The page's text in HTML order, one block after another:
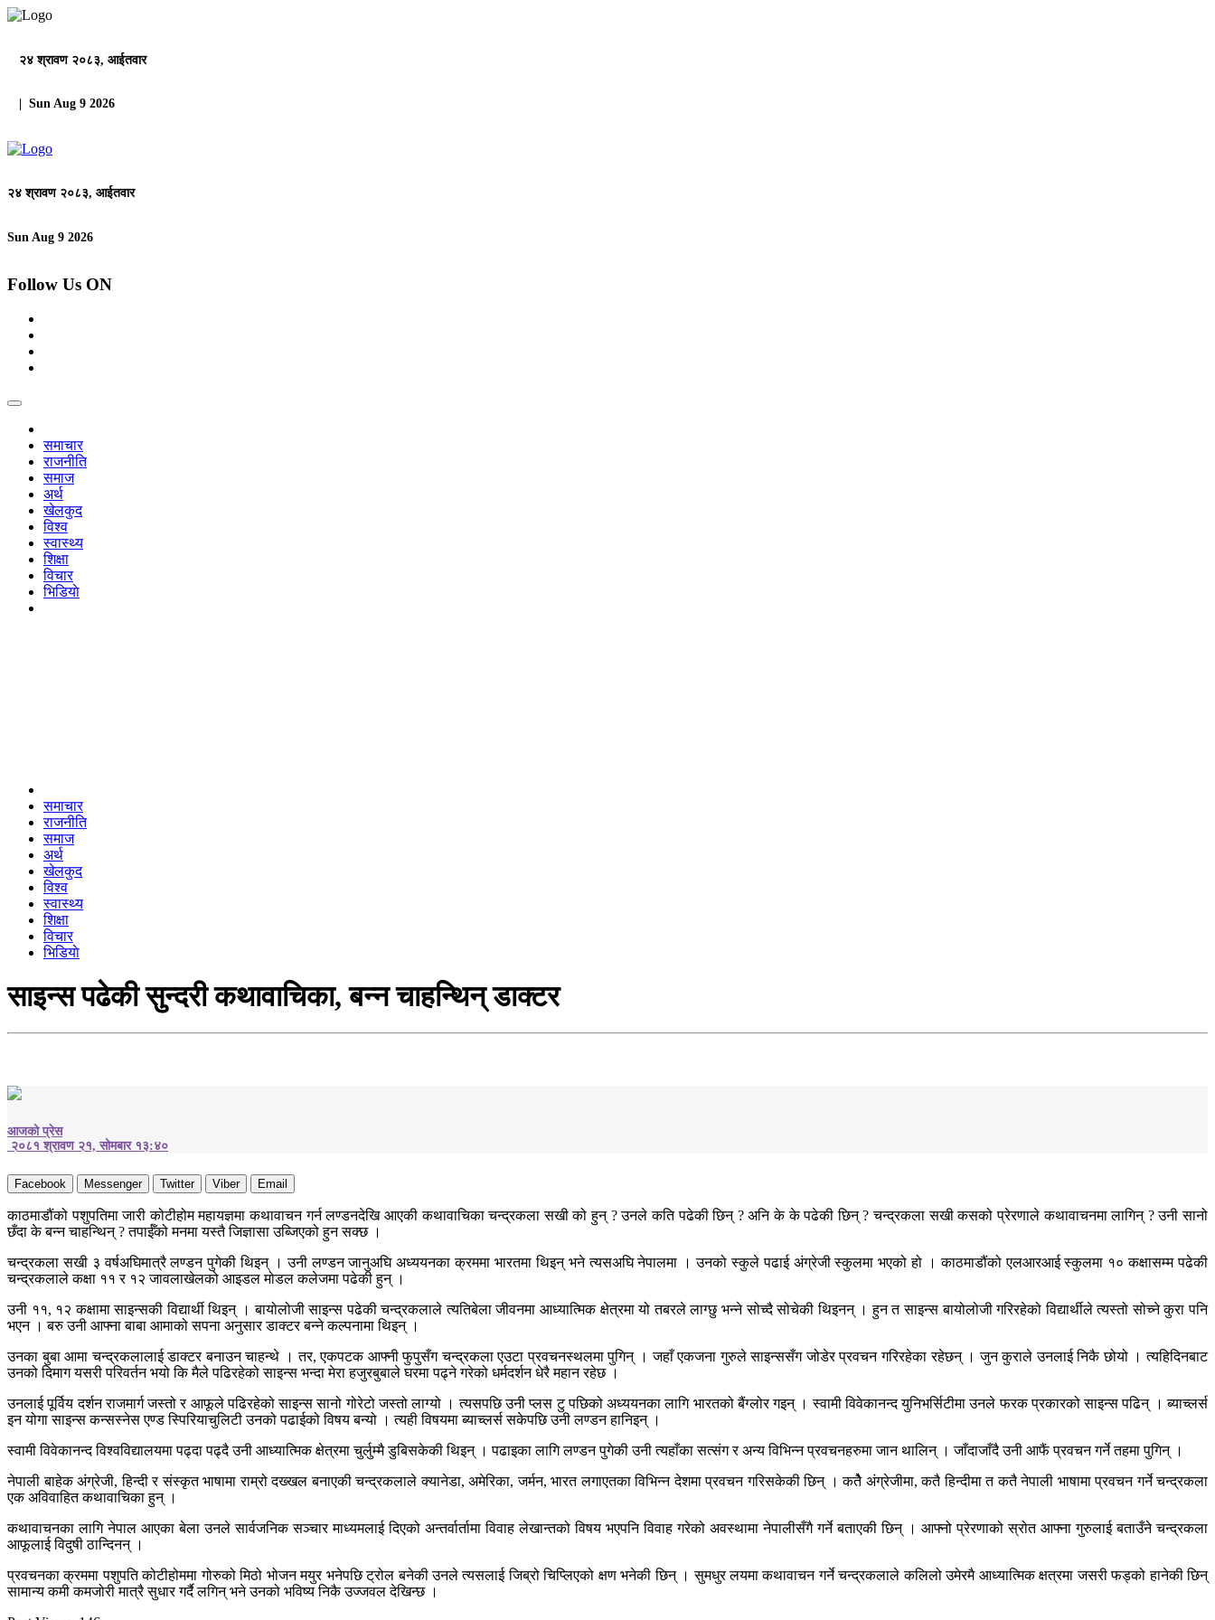
२४ श्रावण २०८३, आईतवार
| Sun Aug 9 2026
२४ श्रावण २०८३, आईतवार
Sun Aug 9 2026
Follow Us ON
समाचार
राजनीति
समाज
अर्थ
खेलकुद
विश्व
स्वास्थ्य
शिक्षा
विचार
भिडियाे
समाचार
राजनीति
समाज
अर्थ
खेलकुद
विश्व
स्वास्थ्य
शिक्षा
विचार
भिडियाे
साइन्स पढेकी सुन्दरी कथावाचिका, बन्न चाहन्थिन् डाक्टर
आजको प्रेस
२०८१ श्रावण २१, सोमबार १३:४०
Facebook Messenger Twitter Viber Email
काठमाडौंको पशुपतिमा जारी कोटीहोम महायज्ञमा कथावाचन गर्न लण्डनदेखि आएकी कथावाचिका चन्द्रकला सखी को हुन् ? उनले कति पढेकी छिन् ? अनि के के पढेकी छिन् ? चन्द्रकला सखी कसको प्रेरणाले कथावाचनमा लागिन् ? उनी सानो
छँदा के बन्न चाहन्थिन् ? तपाईँको मनमा यस्तै जिज्ञासा उब्जिएको हुन सक्छ ।
चन्द्रकला सखी ३ वर्षअघिमात्रै लण्डन पुगेकी थिइन् । उनी लण्डन जानुअघि अध्ययनका क्रममा भारतमा थिइन् भने त्यसअघि नेपालमा । उनको स्कुले पढाई अंग्रेजी स्कुलमा भएको हो । काठमाडौंको एलआरआई स्कुलमा १० कक्षासम्म पढेकी
चन्द्रकलाले कक्षा ११ र १२ जावलाखेलको आइडल मोडल कलेजमा पढेकी हुन् ।
उनी ११, १२ कक्षामा साइन्सकी विद्यार्थी थिइन् । बायोलोजी साइन्स पढेकी चन्द्रकलाले त्यतिबेला जीवनमा आध्यात्मिक क्षेत्रमा यो तबरले लाग्छु भन्ने सोच्दै सोचेकी थिइनन् । हुन त साइन्स बायोलोजी गरिरहेको विद्यार्थीले त्यस्तो सोच्ने कुरा पनि
भएन । बरु उनी आफ्ना बाबा आमाको सपना अनुसार डाक्टर बन्ने कल्पनामा थिइन् ।
उनका बुबा आमा चन्द्रकलालाई डाक्टर बनाउन चाहन्थे । तर, एकपटक आफ्नी फुपुसँग चन्द्रकला एउटा प्रवचनस्थलमा पुगिन् । जहाँ एकजना गुरुले साइन्ससँग जोडेर प्रवचन गरिरहेका रहेछन् । जुन कुराले उनलाई निकै छोयो । त्यहिदिनबाट
उनको दिमाग यसरी परिवर्तन भयो कि मैले पढिरहेको साइन्स भन्दा मेरा हजुरबुबाले घरमा पढ्ने गरेको धर्मदर्शन धेरै महान रहेछ ।
उनलाई पूर्विय दर्शन राजमार्ग जस्तो र आफूले पढिरहेको साइन्स सानो गोरेटो जस्तो लाग्यो । त्यसपछि उनी प्लस टु पछिको अध्ययनका लागि भारतको बैंग्लोर गइन् । स्वामी विवेकानन्द युनिभर्सिटीमा उनले फरक प्रकारको साइन्स पढिन् । ब्याच्लर्स
इन योगा साइन्स कन्सस्नेस एण्ड स्पिरियाचुलिटी उनको पढाईको विषय बन्यो । त्यही विषयमा ब्याच्लर्स सकेपछि उनी लण्डन हानिइन् ।
स्वामी विवेकानन्द विश्वविद्यालयमा पढ्दा पढ्दै उनी आध्यात्मिक क्षेत्रमा चुर्लुम्मै डुबिसकेकी थिइन् । पढाइका लागि लण्डन पुगेकी उनी त्यहाँका सत्संग र अन्य विभिन्न प्रवचनहरुमा जान थालिन् । जाँदाजाँदै उनी आफैं प्रवचन गर्ने तहमा पुगिन् ।
नेपाली बाहेक अंग्रेजी, हिन्दी र संस्कृत भाषामा राम्रो दख्खल बनाएकी चन्द्रकलाले क्यानेडा, अमेरिका, जर्मन, भारत लगाएतका विभिन्न देशमा प्रवचन गरिसकेकी छिन् । कतैे अंग्रेजीमा, कतै हिन्दीमा त कतै नेपाली भाषामा प्रवचन गर्ने चन्द्रकला
एक अविवाहित कथावाचिका हुन् ।
कथावाचनका लागि नेपाल आएका बेला उनले सार्वजनिक सञ्चार माध्यमलाई दिएको अन्तर्वार्तामा विवाह लेखान्तको विषय भएपनि विवाह गरेको अवस्थामा नेपालीसँगै गर्ने बताएकी छिन् । आफ्नो प्रेरणाको स्रोत आफ्ना गुरुलाई बताउँने चन्द्रकला
आफूलाई विदुषी ठान्दिनन् ।
प्रवचनका क्रममा पशुपति कोटीहोममा गोरुको मिठो भोजन मयुर भनेपछि ट्रोल बनेकी उनले त्यसलाई जिब्रो चिप्लिएको क्षण भनेकी छिन् । सुमधुर लयमा कथावाचन गर्ने चन्द्रकलाले कलिलो उमेरमै आध्यात्मिक क्षत्रमा जसरी फड्को हानेकी छिन्
सामान्य कमी कमजोरी मात्रै सुधार गर्दै लगिन् भने उनको भविष्य निकै उज्जवल देखिन्छ ।